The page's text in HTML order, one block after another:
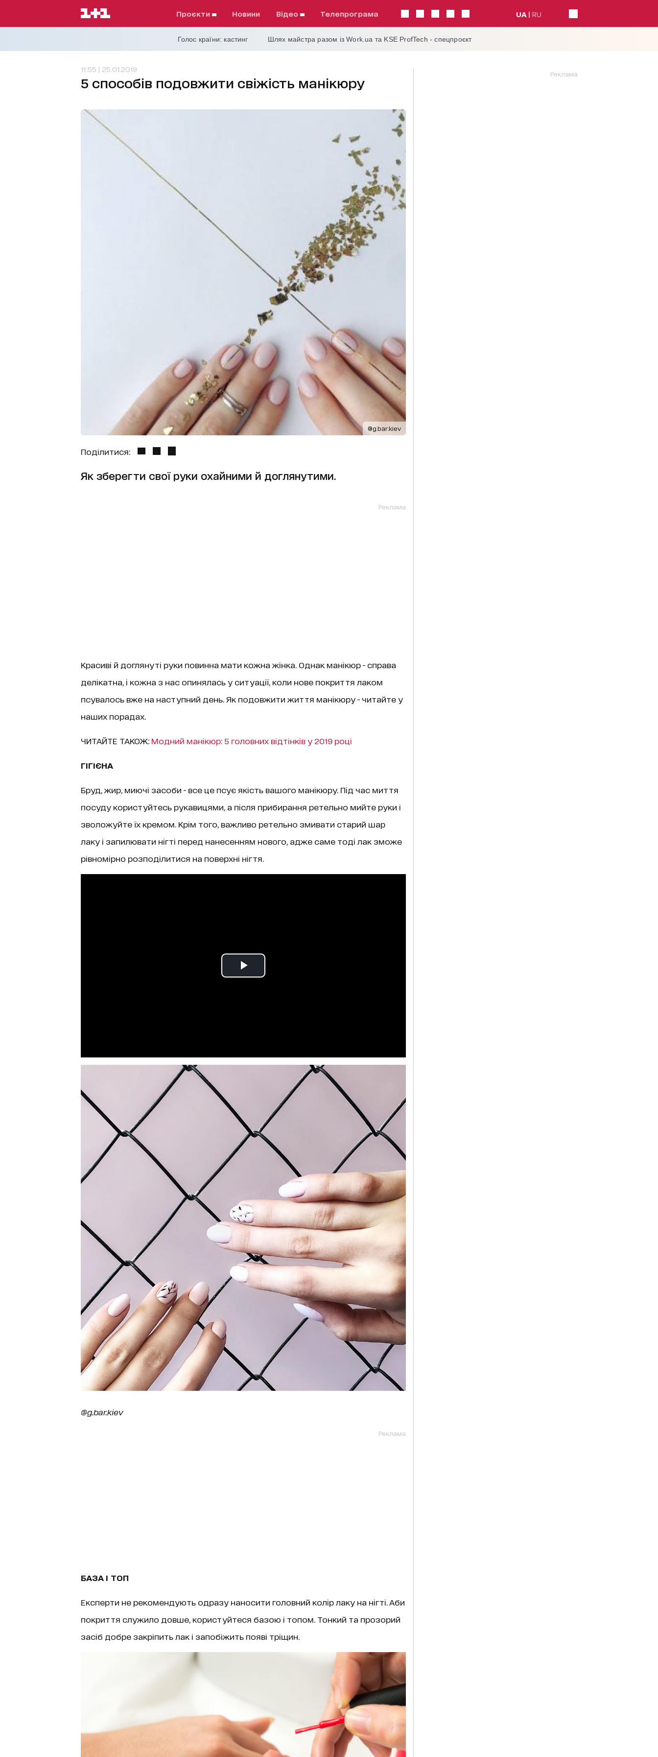
проєкти Новини відео телепрограма UA RU
Голос країни: кастинг Шлях майстра разом із Work.ua та KSE ProfTech - спецпроєкт
11:55 | 25.01.2019
5 способів подовжити свіжість манікюру
@g.bar.kiev
Поділитися:
Як зберегти свої руки охайними й доглянутими.
Реклама
Красиві й доглянуті руки повинна мати кожна жінка. Однак манікюр - справа
делікатна, і кожна з нас опинялась у ситуації, коли нове покриття лаком
псувалось вже на наступний день. Як подовжити життя манікюру - читайте у
наших порадах.
ЧИТАЙТЕ ТАКОЖ: Модний манікюр: 5 головних відтінків у 2019 році
ГІГІЄНА
Бруд, жир, миючі засоби - все це псує якість вашого манікюру. Під час миття
посуду користуйтесь рукавицями, а після прибирання ретельно мийте руки і
зволожуйте їх кремом. Крім того, важливо ретельно змивати старий шар
лаку і запилювати нігті перед нанесенням нового, адже саме тоді лак зможе
рівномірно розподілитися на поверхні нігтя.
@g.bar.kiev
Реклама
БАЗА І ТОП
Експерти не рекомендують одразу наносити головний колір лаку на нігті. Аби
покриття служило довше, користуйтеся базою і топом. Тонкий та прозорий
засіб добре закріпить лак і запобіжить появі тріщин.
Реклама